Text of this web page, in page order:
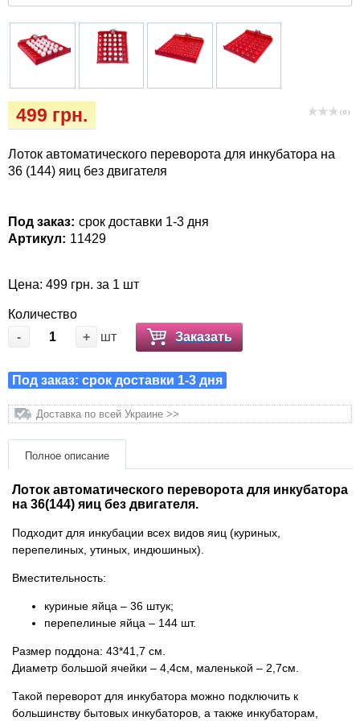
( 0 )
499 грн.
Лоток автоматического переворота для инкубатора на
36 (144) яиц без двигателя
Под заказ: срок доставки 1-3 дня
Артикул: 11429
Цена: 499 грн. за 1 шт
Количество
-
+ шт Заказать
Под заказ: срок доставки 1-3 дня
Доставка по всей Украине >>
Полное описание
Лоток автоматического переворота для инкубатора
на 36(144) яиц без двигателя.
Подходит для инкубации всех видов яиц (куриных,
перепелиных, утиных, индюшиных).
Вместительность:
куриные яйца – 36 штук;
перепелиные яйца – 144 шт.
Размер поддона: 43*41,7 см.
Диаметр большой ячейки – 4,4см, маленькой – 2,7см.
Такой переворот для инкубатора можно подключить к
большинству бытовых инкубаторов, а также инкубаторам,
Ласощі та корма
для собак
килимки
Переноски, сумки, клітки
матеріали
Подарочные сертификаты
Товары для грызунов
Товары для лошадей
Товары для людей
Хозряд - хозтовары оптом
Популярные зоотовары
Архив / Снято с производства